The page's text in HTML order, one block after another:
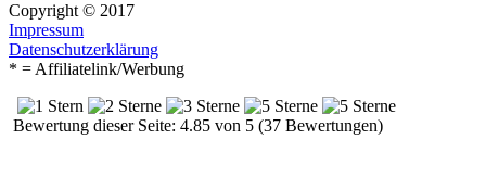
Copyright © 2017
Impressum
Datenschutzerklärung
* = Affiliatelink/Werbung
Bewertung dieser Seite: 4.85 von 5 (37 Bewertungen)